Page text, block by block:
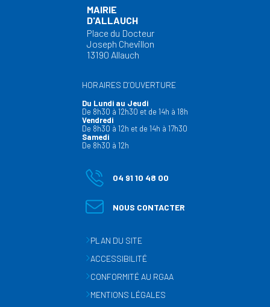
MAIRIE
D'ALLAUCH
Place du Docteur
Joseph Chevillon
13190 Allauch
HORAIRES D’OUVERTURE
Du Lundi au Jeudi
De 8h30 à 12h30 et de 14h à 18h
Vendredi
De 8h30 à 12h et de 14h à 17h30
Samedi
De 8h30 à 12h
04 91 10 48 00
NOUS CONTACTER
PLAN DU SITE
ACCESSIBILITÉ
CONFORMITÉ AU RGAA
MENTIONS LÉGALES